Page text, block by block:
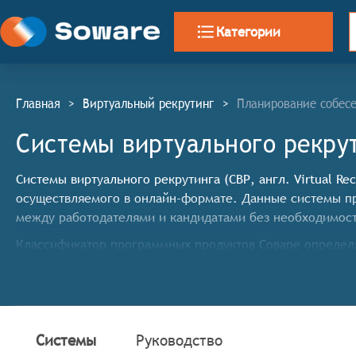
Категории
Главная > Виртуальный рекрутинг > Планирование
Системы виртуального
Системы виртуального рекрутинга (СВР, англ. Virtual
осуществляемого в онлайн-формате. Данные системы
между работодателями и кандидатами без
Классификатор программных продуктов Соваре
которые помогут кандидатам лучше понять
Тестирование и оценка: Интеграция с
Системы Руководство